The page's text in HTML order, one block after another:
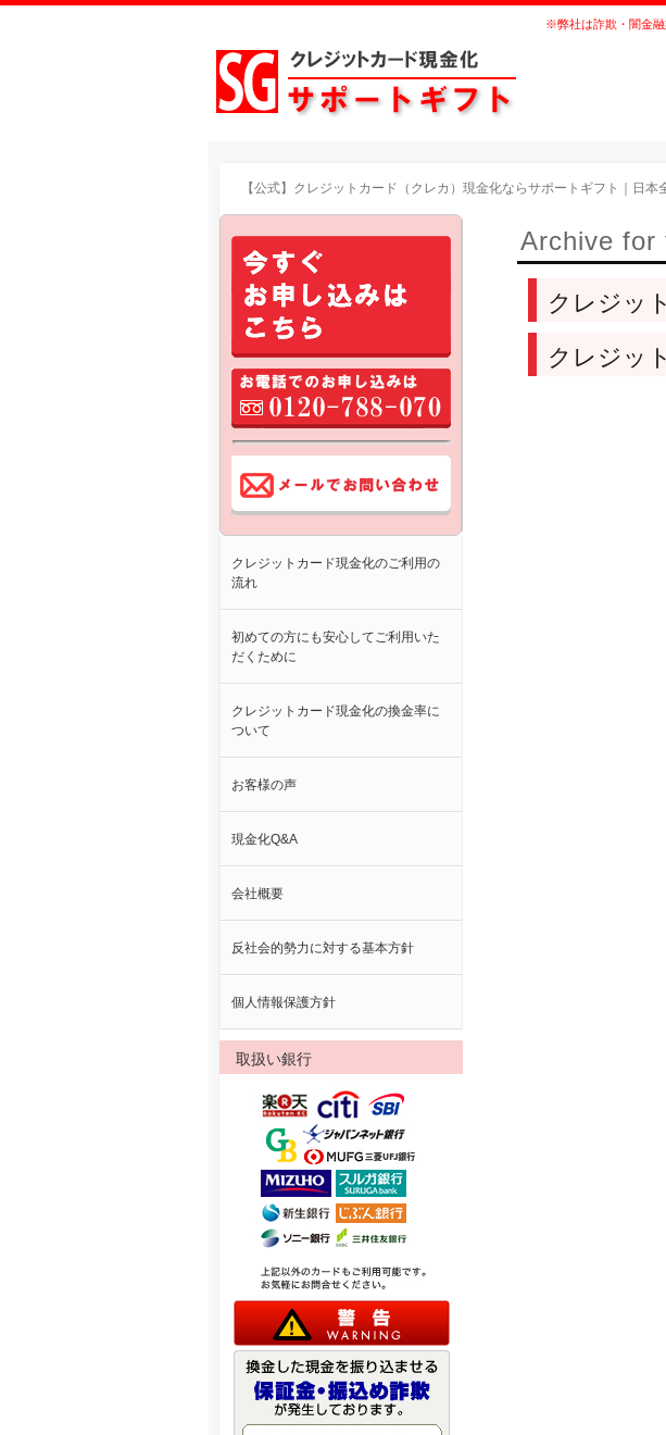
※弊社は詐欺・闇金融
【公式】クレジットカード（クレカ）現金化ならサポートギフト｜日本
Archive for
クレジッ
クレジッ
クレジットカード現金化のご利用の
流れ
初めての方にも安心してご利用いた
だくために
クレジットカード現金化の換金率に
ついて
お客様の声
現金化Q&A
会社概要
反社会的勢力に対する基本方針
個人情報保護方針
取扱い銀行